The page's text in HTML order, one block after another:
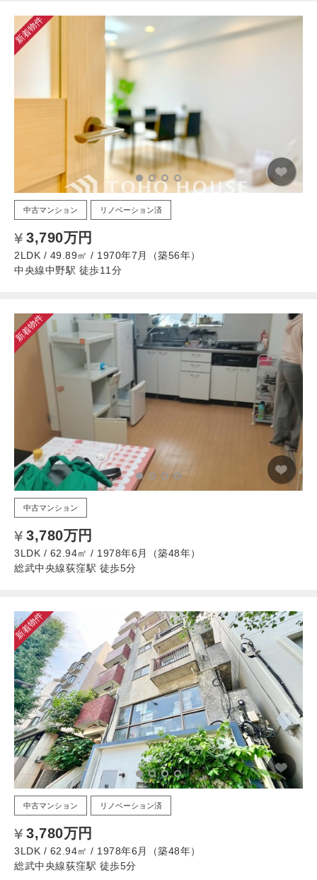
新着物件
中古マンション リノベーション済
3,790万円
2LDK / 49.89㎡ / 1970年7月（築56年）
中央線中野駅 徒歩11分
新着物件
中古マンション
3,780万円
3LDK / 62.94㎡ / 1978年6月（築48年）
総武中央線荻窪駅 徒歩5分
新着物件
中古マンション リノベーション済
3,780万円
3LDK / 62.94㎡ / 1978年6月（築48年）
総武中央線荻窪駅 徒歩5分